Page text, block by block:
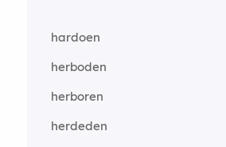
hardoen
herboden
herboren
herdeden